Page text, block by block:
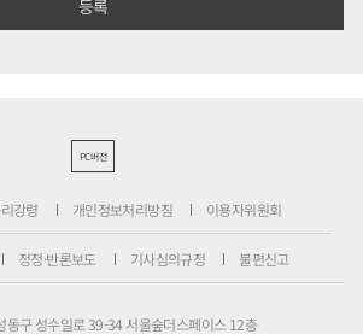
PC버전
강령 개인정보처리방침 이용자위원회
정정·반론보도 기사심의규정 불편신고
동구 성수일로 39-34 서울숲더스페이스 12층